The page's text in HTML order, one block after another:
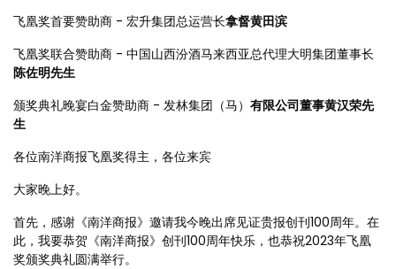
飞凰奖首要赞助商 - 宏升集团总运营长拿督黄田滨
飞凰奖联合赞助商 - 中国山西汾酒马来西亚总代理大明集团董事长
陈佐明先生
颁奖典礼晚宴白金赞助商 - 发林集团（马） 有限公司董事黄汉荣先
生
各位南洋商报飞凰奖得主，各位来宾
大家晚上好。
首先，感谢《南洋商报》邀请我今晚出席见证贵报创刊100周年。在
此，我要恭贺《南洋商报》创刊100周年快乐，也恭祝2023年飞凰
奖颁奖典礼圆满举行。